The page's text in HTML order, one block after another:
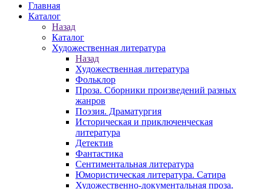
Главная
Каталог
Назад
Каталог
Художественная литература
Назад
Художественная литература
Фольклор
Проза. Сборники произведений разных
жанров
Поэзия. Драматургия
Историческая и приключенческая
литература
Детектив
Фантастика
Сентиментальная литература
Юмористическая литература. Сатира
Художественно-документальная проза.